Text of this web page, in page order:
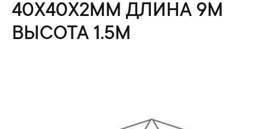
40X40X2ММ ДЛИНА 9М
ВЫСОТА 1.5М